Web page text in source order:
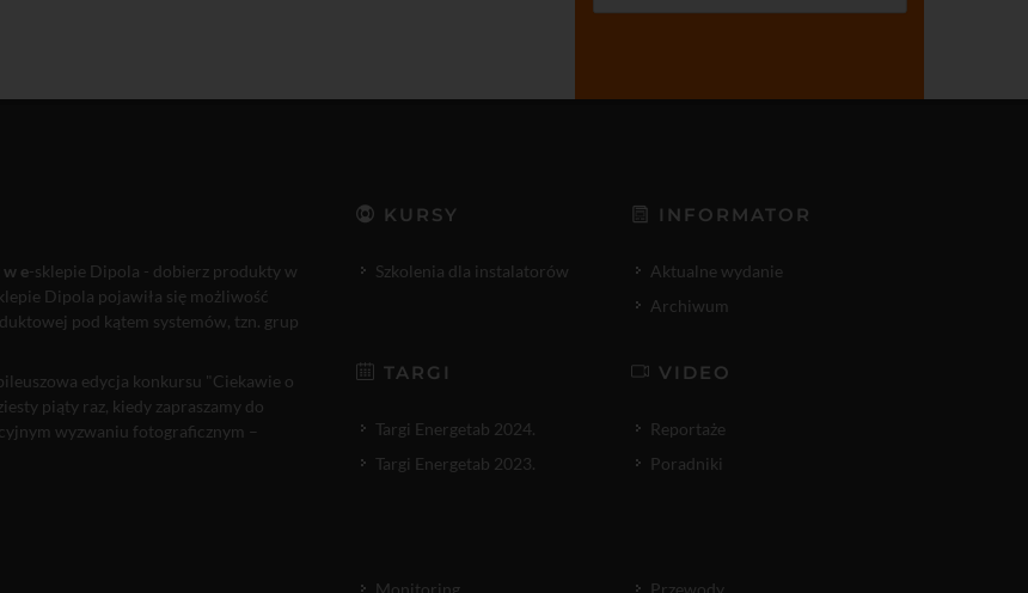
e-sklepie Dipola - dobierz produkty w
Dipola pojawiła się możliwość
pod kątem systemów, tzn. grup
edycja konkursu "Ciekawie o
piąty raz, kiedy zapraszamy do
wyzwaniu fotograficznym –
KURSY
Szkolenia dla instalatorów
TARGI
Targi Energetab 2024.
Targi Energetab 2023.
INFORMATOR
Aktualne wydanie
Archiwum
VIDEO
Reportaże
Poradniki
Monitoring Przewody